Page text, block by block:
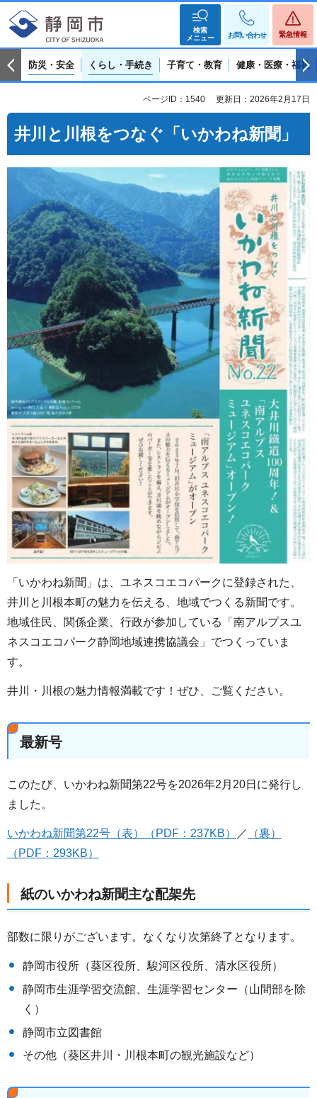
検索
メニュー
お問い合わせ 緊急情報
防災・安全 くらし・手続き 子育て・教育 健康・医療・福祉
ページID：1540 更新日：2026年2月17日
井川と川根をつなぐ「いかわね新聞」
「いかわね新聞」は、ユネスコエコパークに登録された、
井川と川根本町の魅力を伝える、地域でつくる新聞です。
地域住民、関係企業、行政が参加している「南アルプスユ
ネスコエコパーク静岡地域連携協議会」でつくっていま
す。
井川・川根の魅力情報満載です！ぜひ、ご覧ください。
最新号
このたび、いかわね新聞第22号を2026年2月20日に発行し
ました。
いかわね新聞第22号（表）（PDF：237KB） ／
（裏）
（PDF：293KB）
紙のいかわね新聞主な配架先
部数に限りがございます。なくなり次第終了となります。
静岡市役所（葵区役所、駿河区役所、清水区役所）
静岡市生涯学習交流館、生涯学習センター（山間部を除
く）
静岡市立図書館
その他（葵区井川・川根本町の観光施設など）